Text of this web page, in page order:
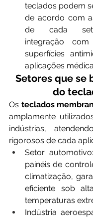
teclados podem
de acordo com
de cada
integração
superfícies
aplicações
Setores que se
do
Os teclados
amplamente
indústrias,
rigorosos de cada
Setor
painéis de
climatização,
eficiente sob
temperaturas
Indústria